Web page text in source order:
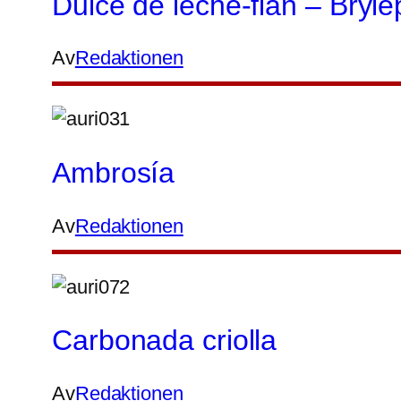
AvRedaktionen
Ambrosía
AvRedaktionen
Carbonada criolla
AvRedaktionen